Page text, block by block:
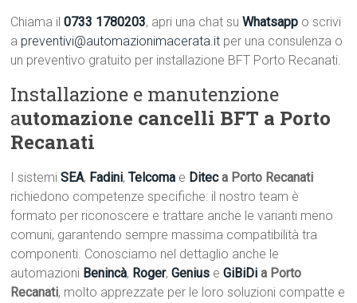
Chiama il0733 1780203, apri una chat suWhatsapp o scrivi
a preventivi@automazionimacerata.it per una consulenza o
un preventivo gratuito per installazione BFT Porto Recanati.
Installazione e manutenzione
automazione cancelli BFT a Porto
Recanati
I sistemiSEA, Fadini,Telcoma e Diteca Porto Recanati
richiedono competenze specifiche: il nostro team è
formato per riconoscere e trattare anche le varianti meno
comuni, garantendo sempre massima compatibilità tra
componenti. Conosciamo nel dettaglio anche le
automazioni Benincà, Roger,Genius eGiBiDi a Porto
Recanati, molto apprezzate per le loro soluzioni compatte e